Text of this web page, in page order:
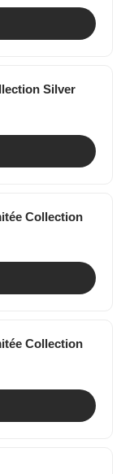
Silver
Collection
Collection